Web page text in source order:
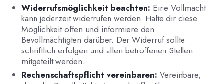
Widerrufsmöglichkeit beachten: Eine Vollmacht
kann jederzeit widerrufen werden. Halte dir diese
Möglichkeit offen und informiere den
Bevollmächtigten darüber. Der Widerruf sollte
schriftlich erfolgen und allen betroffenen Stellen
mitgeteilt werden.
Rechenschaftspflicht vereinbaren: Vereinbare,